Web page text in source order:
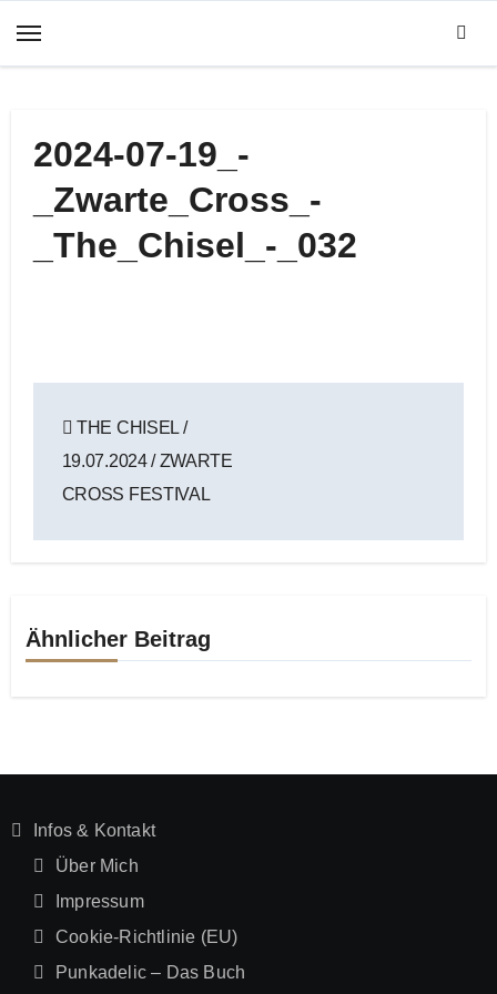
Inhalt
2024-07-19_-
_Zwarte_Cross_-
_The_Chisel_-_032
THE CHISEL /
19.07.2024 / ZWARTE
CROSS FESTIVAL
Ähnlicher Beitrag
Infos & Kontakt
Über Mich
Impressum
Cookie-Richtlinie (EU)
Punkadelic – Das Buch